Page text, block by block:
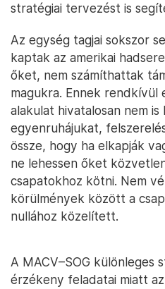
stratégiai tervezést is
Az egység tagjai sokszor
kaptak az amerikai
őket, nem számíthattak
magukra. Ennek rendkívül
alakulat hivatalosan nem
egyenruhájukat,
össze, hogy ha elkapják
ne lehessen őket
csapatokhoz kötni. Nem
körülmények között a
nullához közelített.
A MACV–SOG különleges
érzékeny feladatai miatt